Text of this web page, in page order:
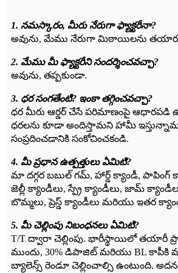
1. నమస్కారం, మీరు నేరుగా ఫ్యాక్టరీనా?
అవును, మేము నేరుగా మిఠాయిలను
2. మేము మీ ఫ్యాక్టరీని సందర్శించవచ్చా?
అవును, తప్పకుండా.
3. ధర సంగతేంటి? ఇంకా తగ్గించవచ్చా?
ధర మీరు ఆర్డర్ చేసే పరిమాణంపై ఆధారపడి
ధరలను కూడా అందిస్తామని హామీ
సంప్రదించడానికి సంకోచించకండి.
4. మీ ప్రధాన ఉత్పత్తులు ఏమిటి?
మా దగ్గర బబుల్ గమ్, హార్డ్ క్యాండీ, పాపింగ్
జెల్లీ క్యాండీలు, స్ప్రే క్యాండీలు, జామ్
బొమ్మలు, ప్రెస్డ్ క్యాండీలు మరియు ఇతర
5. మీ చెల్లింపు నిబంధనలు ఏమిటి?
T/T ద్వారా చెల్లింపు. భారీస్థాయిలో తయారీ
ముందు, 30% డిపాజిట్ మరియు BL కాపీకి
బ్యాలెన్స్ రెండూ చెల్లించాల్సి ఉంటుంది.